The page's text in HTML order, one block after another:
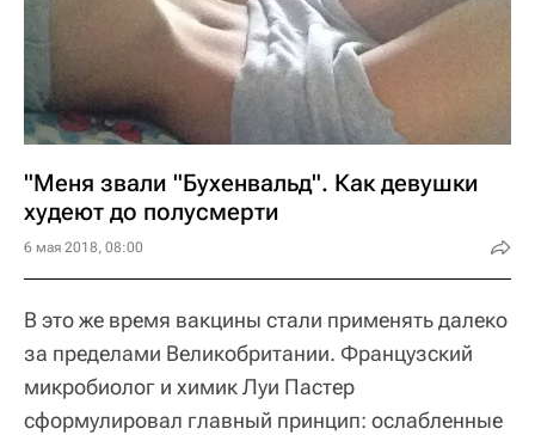
"Меня звали "Бухенвальд". Как девушки
худеют до полусмерти
6 мая 2018, 08:00
В это же время вакцины стали применять далеко
за пределами Великобритании. Французский
микробиолог и химик Луи Пастер
сформулировал главный принцип: ослабленные